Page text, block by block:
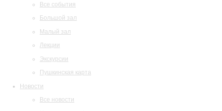
Все события
Большой зал
Малый зал
Лекции
Экскурсии
Пушкинская карта
Новости
Все новости